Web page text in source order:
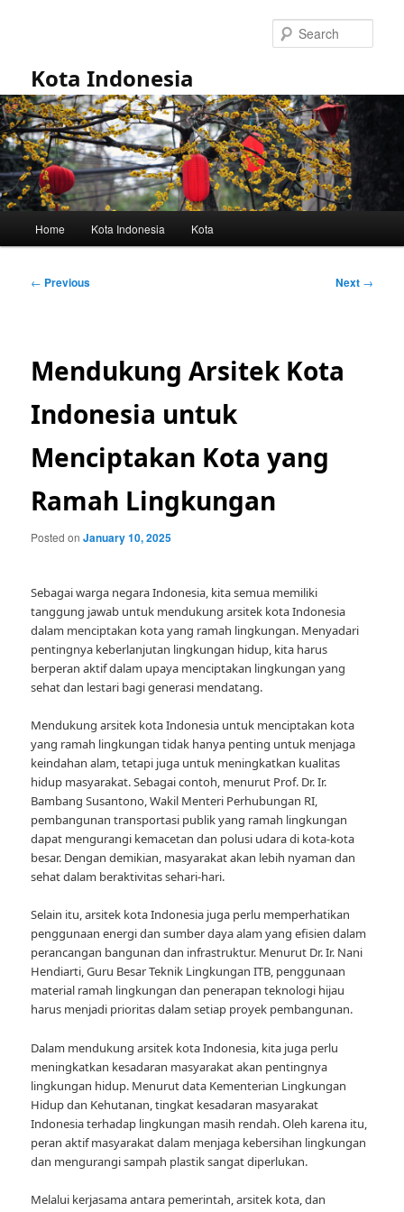
Kota Indonesia
Home Kota Indonesia Kota
Post
← Previous Next →
Mendukung Arsitek Kota
Indonesia untuk
Menciptakan Kota yang
Ramah Lingkungan
Posted onJanuary 10, 2025
Sebagai warga negara Indonesia, kita semua memiliki
tanggung jawab untuk mendukung arsitek kota Indonesia
dalam menciptakan kota yang ramah lingkungan. Menyadari
pentingnya keberlanjutan lingkungan hidup, kita harus
berperan aktif dalam upaya menciptakan lingkungan yang
sehat dan lestari bagi generasi mendatang.
Mendukung arsitek kota Indonesia untuk menciptakan kota
yang ramah lingkungan tidak hanya penting untuk menjaga
keindahan alam, tetapi juga untuk meningkatkan kualitas
hidup masyarakat. Sebagai contoh, menurut Prof. Dr. Ir.
Bambang Susantono, Wakil Menteri Perhubungan RI,
pembangunan transportasi publik yang ramah lingkungan
dapat mengurangi kemacetan dan polusi udara di kota-kota
besar. Dengan demikian, masyarakat akan lebih nyaman dan
sehat dalam beraktivitas sehari-hari.
Selain itu, arsitek kota Indonesia juga perlu memperhatikan
penggunaan energi dan sumber daya alam yang efisien dalam
perancangan bangunan dan infrastruktur. Menurut Dr. Ir. Nani
Hendiarti, Guru Besar Teknik Lingkungan ITB, penggunaan
material ramah lingkungan dan penerapan teknologi hijau
harus menjadi prioritas dalam setiap proyek pembangunan.
Dalam mendukung arsitek kota Indonesia, kita juga perlu
meningkatkan kesadaran masyarakat akan pentingnya
lingkungan hidup. Menurut data Kementerian Lingkungan
Hidup dan Kehutanan, tingkat kesadaran masyarakat
Indonesia terhadap lingkungan masih rendah. Oleh karena itu,
peran aktif masyarakat dalam menjaga kebersihan lingkungan
dan mengurangi sampah plastik sangat diperlukan.
Melalui kerjasama antara pemerintah, arsitek kota, dan